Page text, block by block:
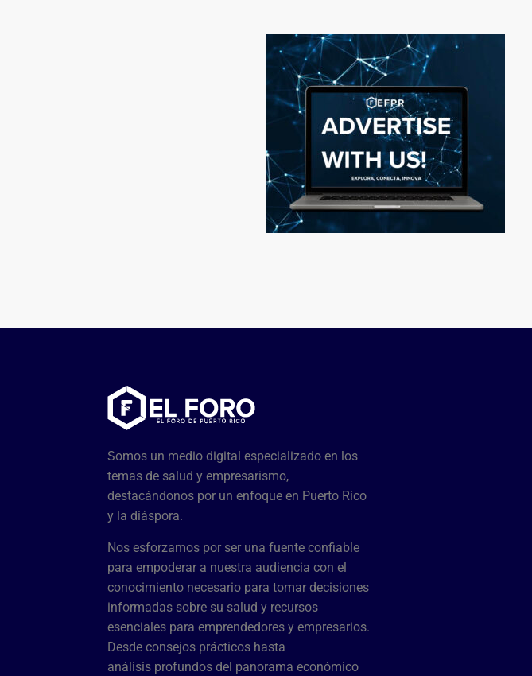
Somos un medio digital especializado en los
temas de salud y empresarismo,
destacándonos por un enfoque en Puerto Rico
y la diáspora.
Nos esforzamos por ser una fuente confiable
para empoderar a nuestra audiencia con el
conocimiento necesario para tomar decisiones
informadas sobre su salud y recursos
esenciales para emprendedores y empresarios.
Desde consejos prácticos hasta
análisis profundos del panorama económico